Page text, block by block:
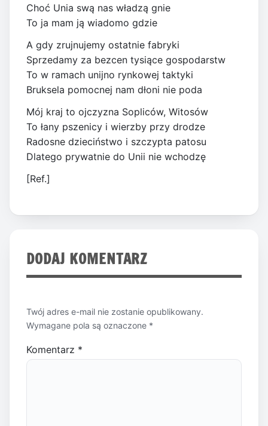
Choć Unia swą nas władzą gnie
To ja mam ją wiadomo gdzie
A gdy zrujnujemy ostatnie fabryki
Sprzedamy za bezcen tysiące gospodarstw
To w ramach unijno rynkowej taktyki
Bruksela pomocnej nam dłoni nie poda
Mój kraj to ojczyzna Sopliców, Witosów
To łany pszenicy i wierzby przy drodze
Radosne dzieciństwo i szczypta patosu
Dlatego prywatnie do Unii nie wchodzę
[Ref.]
DODAJ KOMENTARZ
Twój adres e-mail nie zostanie opublikowany.
Wymagane pola są oznaczone *
Komentarz *